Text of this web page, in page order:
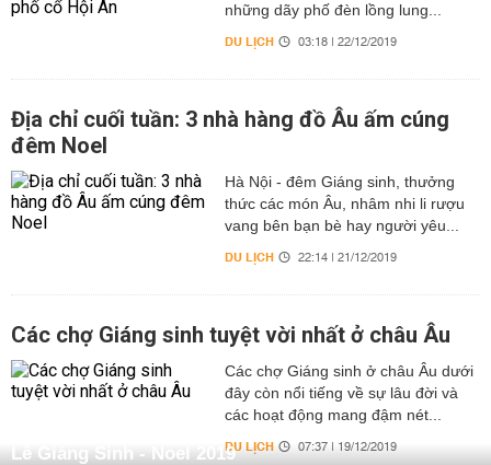
những dãy phố đèn lồng lung...
DU LỊCH 03:18 | 22/12/2019
Địa chỉ cuối tuần: 3 nhà hàng đồ Âu ấm cúng
đêm Noel
Hà Nội - đêm Giáng sinh, thưởng
thức các món Âu, nhâm nhi li rượu
vang bên bạn bè hay người yêu...
DU LỊCH 22:14 | 21/12/2019
Các chợ Giáng sinh tuyệt vời nhất ở châu Âu
Các chợ Giáng sinh ở châu Âu dưới
đây còn nổi tiếng về sự lâu đời và
các hoạt động mang đậm nét...
DU LỊCH 07:37 | 19/12/2019
Lễ Giáng Sinh - Noel 2019